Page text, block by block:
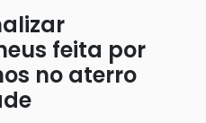
feita por
no aterro